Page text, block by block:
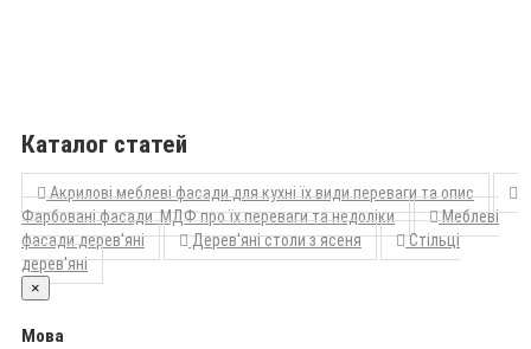
Каталог статей
Акрилові меблеві фасади для кухні їх види переваги та опис
Фарбовані фасади МДФ про їх переваги та недоліки
Меблеві
фасади дерев'яні
Дерев'яні столи з ясеня
Стільці
дерев'яні
×
Мова